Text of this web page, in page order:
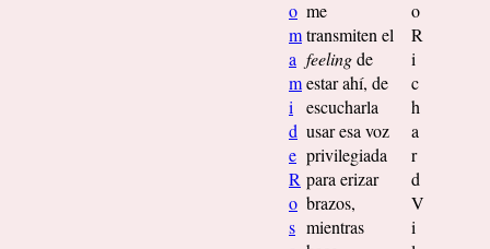
o
m
a
m
i
d
e
R
o
s
me
transmiten el
feelingde
estar ahí, de
escucharla
usar esa voz
privilegiada
para erizar
brazos,
mientras
o
R
i
c
h
a
r
d
V
i